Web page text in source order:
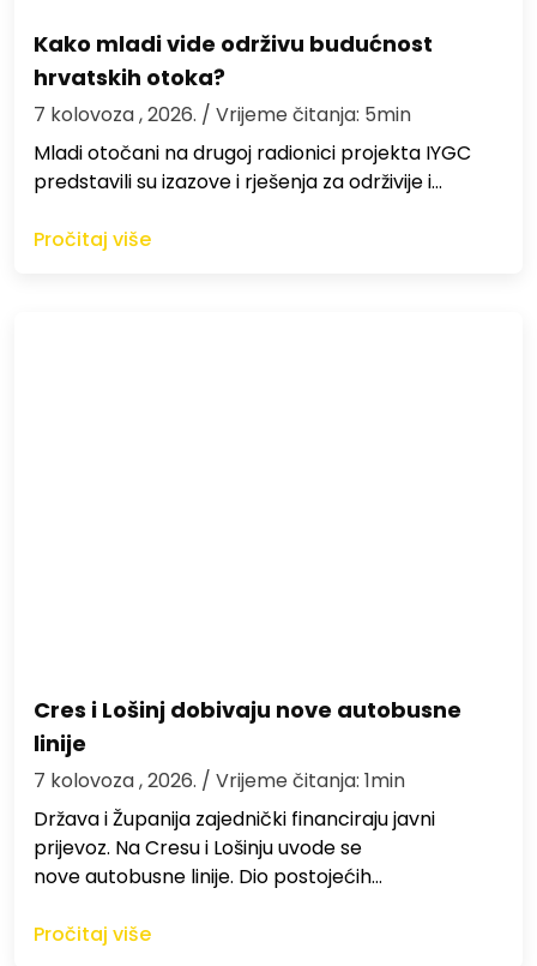
Kako mladi vide održivu budućnost
hrvatskih otoka?
7 kolovoza , 2026. / Vrijeme čitanja: 5min
Mladi otočani na drugoj radionici projekta IYGC
predstavili su izazove i rješenja za održivije i…
Pročitaj više
Cres i Lošinj dobivaju nove autobusne
linije
7 kolovoza , 2026. / Vrijeme čitanja: 1min
Država i Županija zajednički financiraju javni
prijevoz. Na Cresu i Lošinju uvode se
nove autobusne linije. Dio postojećih…
Pročitaj više